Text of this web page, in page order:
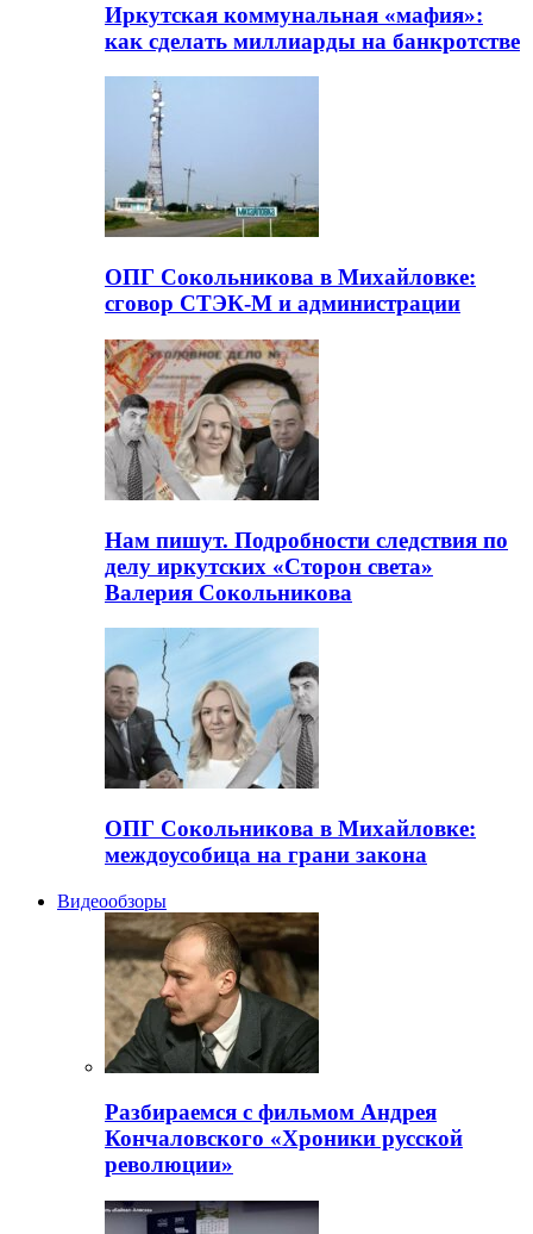
Иркутская коммунальная «мафия»:
как сделать миллиарды на банкротстве
ОПГ Сокольникова в Михайловке:
сговор СТЭК-М и администрации
Нам пишут. Подробности следствия по
делу иркутских «Сторон света»
Валерия Сокольникова
ОПГ Сокольникова в Михайловке:
междоусобица на грани закона
Видеообзоры
Разбираемся с фильмом Андрея
Кончаловского «Хроники русской
революции»